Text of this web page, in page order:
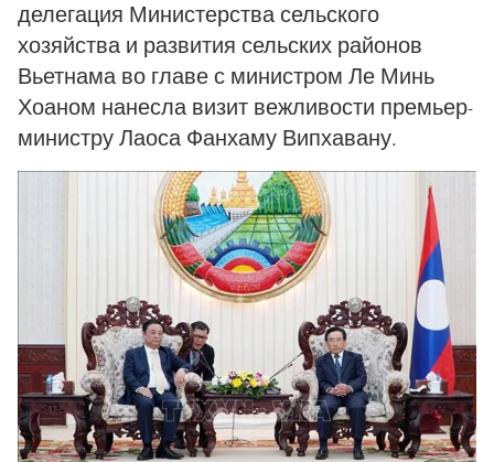
делегация Министерства сельского
хозяйства и развития сельских районов
Вьетнама во главе с министром Ле Минь
Хоаном нанесла визит вежливости премьер-
министру Лаоса Фанхаму Випхавану.